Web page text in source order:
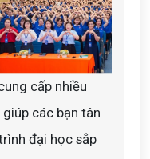
cấp nhiều
các bạn tân
đại học sắp